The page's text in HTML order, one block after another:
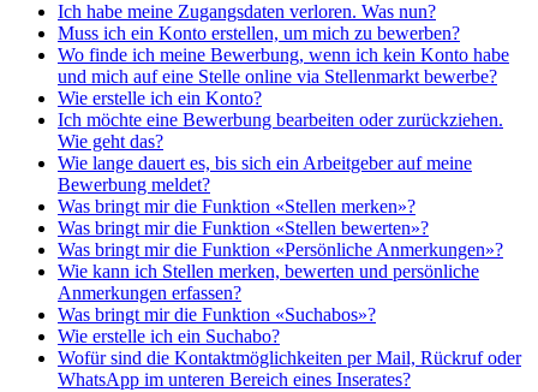
Ich habe meine Zugangsdaten verloren. Was nun?
Muss ich ein Konto erstellen, um mich zu bewerben?
Wo finde ich meine Bewerbung, wenn ich kein Konto habe
und mich auf eine Stelle online via Stellenmarkt bewerbe?
Wie erstelle ich ein Konto?
Ich möchte eine Bewerbung bearbeiten oder zurückziehen.
Wie geht das?
Wie lange dauert es, bis sich ein Arbeitgeber auf meine
Bewerbung meldet?
Was bringt mir die Funktion «Stellen merken»?
Was bringt mir die Funktion «Stellen bewerten»?
Was bringt mir die Funktion «Persönliche Anmerkungen»?
Wie kann ich Stellen merken, bewerten und persönliche
Anmerkungen erfassen?
Was bringt mir die Funktion «Suchabos»?
Wie erstelle ich ein Suchabo?
Wofür sind die Kontaktmöglichkeiten per Mail, Rückruf oder
WhatsApp im unteren Bereich eines Inserates?